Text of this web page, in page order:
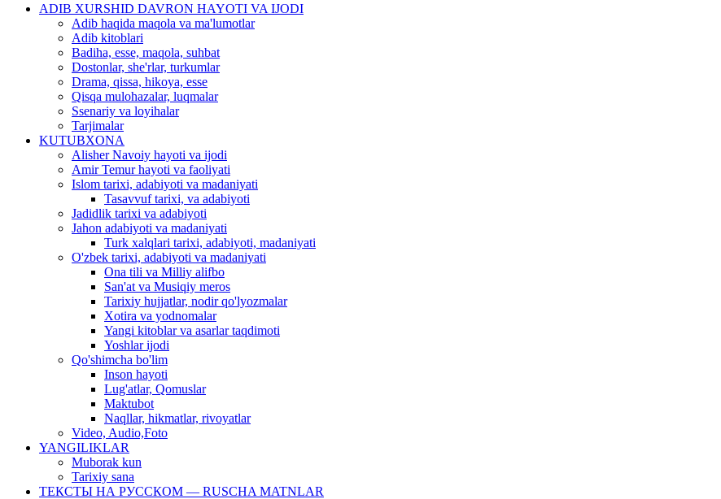
ADIB XURSHID DAVRON HAYOTI VA IJODI
Adib haqida maqola va ma'lumotlar
Adib kitoblari
Badiha, esse, maqola, suhbat
Dostonlar, she'rlar, turkumlar
Drama, qissa, hikoya, esse
Qisqa mulohazalar, luqmalar
Ssenariy va loyihalar
Tarjimalar
KUTUBXONA
Alisher Navoiy hayoti va ijodi
Amir Temur hayoti va faoliyati
Islom tarixi, adabiyoti va madaniyati
Tasavvuf tarixi, va adabiyoti
Jadidlik tarixi va adabiyoti
Jahon adabiyoti va madaniyati
Turk xalqlari tarixi, adabiyoti, madaniyati
O'zbek tarixi, adabiyoti va madaniyati
Ona tili va Milliy alifbo
San'at va Musiqiy meros
Tarixiy hujjatlar, nodir qo'lyozmalar
Xotira va yodnomalar
Yangi kitoblar va asarlar taqdimoti
Yoshlar ijodi
Qo'shimcha bo'lim
Inson hayoti
Lug'atlar, Qomuslar
Maktubot
Naqllar, hikmatlar, rivoyatlar
Video, Audio,Foto
YANGILIKLAR
Muborak kun
Tarixiy sana
ТЕКСТЫ НА РУССКОМ — RUSCHA MATNLAR